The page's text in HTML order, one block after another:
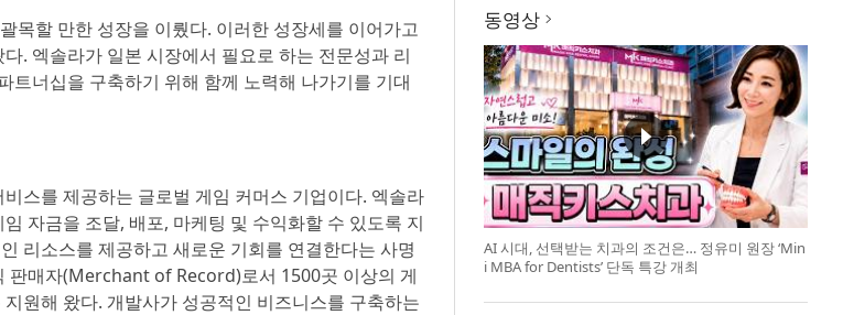
목할 만한 성장을 이뤘다. 이러한 성장세를 이어가고
. 엑솔라가 일본 시장에서 필요로 하는 전문성과 리
트너십을 구축하기 위해 함께 노력해 나가기를 기대
스를 제공하는 글로벌 게임 커머스 기업이다. 엑솔라
자금을 조달, 배포, 마케팅 및 수익화할 수 있도록 지
리소스를 제공하고 새로운 기회를 연결한다는 사명
판매자(Merchant of Record)로서 1500곳 이상의 게
원해 왔다. 개발사가 성공적인 비즈니스를 구축하는
동영상
AI 시대, 선택받는 치과의 조건은… 정유미 원장 ‘Min
i MBA for Dentists’ 단독 특강 개최